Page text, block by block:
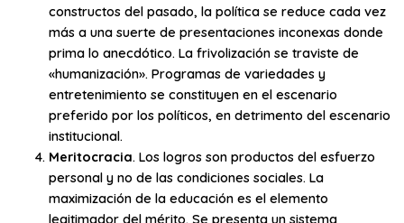
constructos del pasado, la política se reduce cada vez
más a una suerte de presentaciones inconexas donde
prima lo anecdótico. La frivolización se traviste de
«humanización». Programas de variedades y
entretenimiento se constituyen en el escenario
preferido por los políticos, en detrimento del escenario
institucional.
Meritocracia. Los logros son productos del esfuerzo
personal y no de las condiciones sociales. La
maximización de la educación es el elemento
legitimador del mérito. Se presenta un sistema